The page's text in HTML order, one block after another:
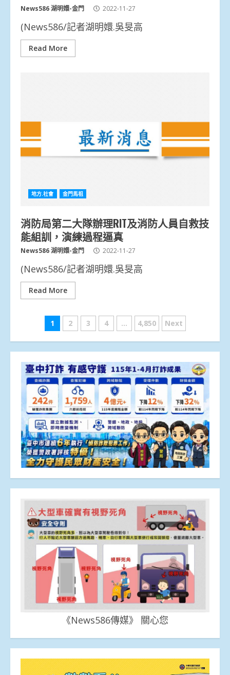
News586 湖明嬛-金門 2022-11-27
(News586/記者湖明嬛.吳旻高
Read More
地方.社會 金門馬祖
消防局第二大隊辦理RIT及消防人員自救技
能組訓，演練過程逼真
News586 湖明嬛-金門 2022-11-27
(News586/記者湖明嬛.吳旻高
Read More
文
章
分
頁
1 2 3 4 ... 4,850 Next
《News586傳媒》 關心您